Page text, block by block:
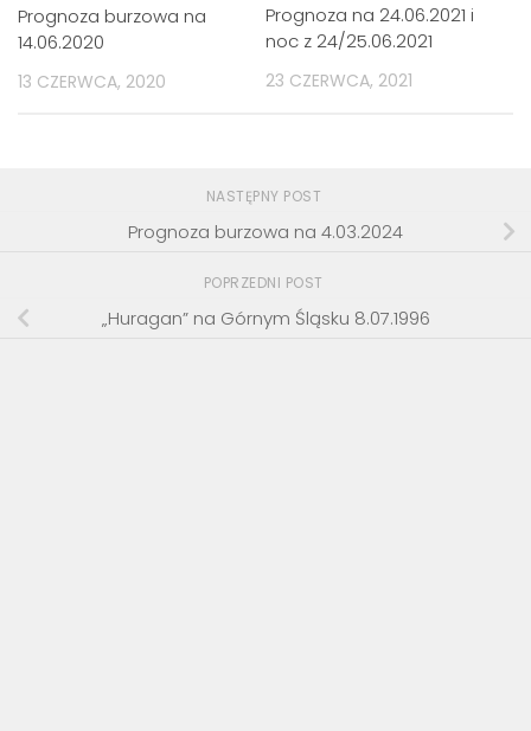
Prognoza burzowa na
14.06.2020
13 CZERWCA, 2020
Prognoza na 24.06.2021 i
noc z 24/25.06.2021
23 CZERWCA, 2021
NASTĘPNY POST
Prognoza burzowa na 4.03.2024
POPRZEDNI POST
„Huragan” na Górnym Śląsku 8.07.1996